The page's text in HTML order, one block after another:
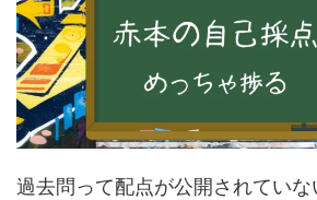
過去問って配点が公開されていな